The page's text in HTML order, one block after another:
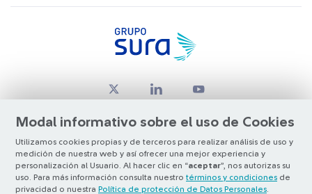
Modal informativo sobre el uso de Cookies
Utilizamos cookies propias y de terceros para realizar análisis de uso y
medición de nuestra web y así ofrecer una mejor experiencia y
personalización al Usuario. Al hacer clic en “aceptar”, nos autorizas su
uso. Para más información consulta nuestro términos y condiciones de
privacidad o nuestra Política de protección de Datos Personales
© Copyright Grupo SURA 2026